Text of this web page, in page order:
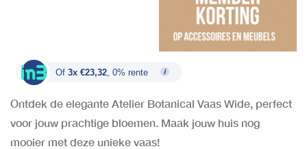
Of 3x €23,32 , 0% rente
Ontdek de elegante Atelier Botanical Vaas Wide, perfect
voor jouw prachtige bloemen. Maak jouw huis nog
mooier met deze unieke vaas!